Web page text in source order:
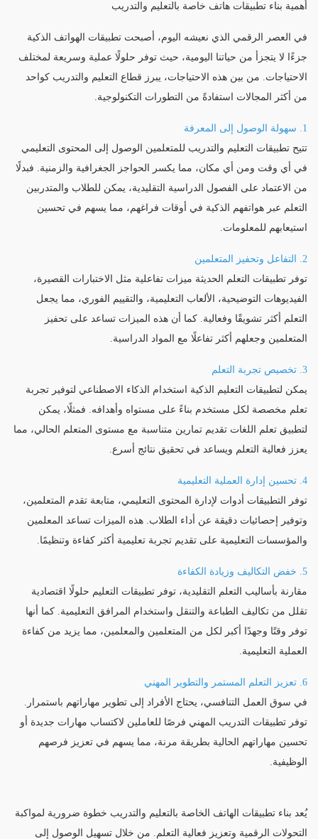
أهمية بناء تطبيقات هاتف خاصة بالتعليم والتدريب
في العصر الرقمي الذي نعيشه اليوم، أصبحت تطبيقات الهواتف الذكية
جزءًا لا يتجزأ من حياتنا اليومية، حيث توفر حلولًا عملية وسريعة لمختلف
الاحتياجات. من بين هذه الاحتياجات، يبرز قطاع التعليم والتدريب كواحد
من أكثر المجالات استفادةً من التطورات التكنولوجية.
1. سهولة الوصول إلى المعرفة
تتيح تطبيقات التعليم والتدريب للمتعلمين الوصول إلى المحتوى التعليمي
في أي وقت ومن أي مكان، مما يكسر الحواجز الجغرافية والزمنية. فبدلًا
من الاعتماد على الفصول الدراسية التقليدية، يمكن للطلاب والمتدربين
التعلم عبر هواتفهم الذكية في أوقات فراغهم، مما يسهم في تحسين
استيعابهم للمعلومات.
2. التفاعل وتحفيز المتعلمين
توفر تطبيقات التعلم الحديثة ميزات تفاعلية مثل الاختبارات القصيرة،
الفيديوهات التوضيحية، الألعاب التعليمية، والتقييم الفوري، مما يجعل
التعلم أكثر تشويقًا وفعالية. كما أن هذه الميزات تساعد على تحفيز
المتعلمين وجعلهم أكثر تفاعلًا مع المواد الدراسية.
3. تخصيص تجربة التعلم
يمكن لتطبيقات التعليم الذكية استخدام الذكاء الاصطناعي لتوفير تجربة
تعلم مخصصة لكل مستخدم بناءً على مستواه وأهدافه. فمثلًا، يمكن
لتطبيق تعلم اللغات تقديم تمارين متناسبة مع مستوى المتعلم الحالي، مما
يعزز فعالية التعلم ويساعد في تحقيق نتائج أسرع.
4. تحسين إدارة العملية التعليمية
توفر التطبيقات أدوات لإدارة المحتوى التعليمي، متابعة تقدم المتعلمين،
وتوفير إحصائيات دقيقة عن أداء الطلاب. هذه الميزات تساعد المعلمين
والمؤسسات التعليمية على تقديم تجربة تعليمية أكثر كفاءة وتنظيمًا.
5. خفض التكاليف وزيادة الكفاءة
مقارنة بأساليب التعلم التقليدية، توفر تطبيقات التعليم حلولًا اقتصادية
تقلل من تكاليف الطباعة والتنقل واستخدام المرافق التعليمية. كما أنها
توفر وقتًا وجهدًا أكبر لكل من المتعلمين والمعلمين، مما يزيد من كفاءة
العملية التعليمية.
6. تعزيز التعلم المستمر والتطوير المهني
في سوق العمل التنافسي، يحتاج الأفراد إلى تطوير مهاراتهم باستمرار.
توفر تطبيقات التدريب المهني فرصًا للعاملين لاكتساب مهارات جديدة أو
تحسين مهاراتهم الحالية بطريقة مرنة، مما يسهم في تعزيز فرصهم
الوظيفية.
يُعد بناء تطبيقات الهاتف الخاصة بالتعليم والتدريب خطوة ضرورية لمواكبة
التحولات الرقمية وتعزيز فعالية التعلم. من خلال تسهيل الوصول إلى